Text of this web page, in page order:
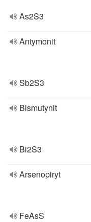
As2S3
Antymonit
Sb2S3
Bismutynit
Bi2S3
Arsenopiryt
FeAsS